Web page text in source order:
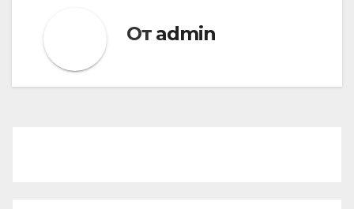
От admin